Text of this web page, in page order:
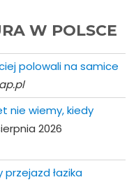
W POLSCE
polowali na samice
nie wiemy, kiedy
2026
łazika